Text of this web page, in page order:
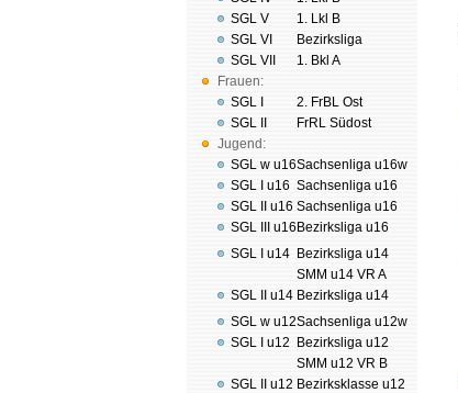
SGL V
SGL VI
SGL VII
Frauen:
SGL I
SGL II
Jugend:
SGL w u16
SGL I u16
SGL II u16
SGL III u16
SGL I u14
SGL II u14
SGL w u12
SGL I u12
SGL II u12
1. Lkl B
Bezirksliga
1. Bkl A
2. FrBL Ost
FrRL Südost
Sachsenliga u16w
Sachsenliga u16
Sachsenliga u16
Bezirksliga u16
Bezirksliga u14
SMM u14 VR A
Bezirksliga u14
Sachsenliga u12w
Bezirksliga u12
SMM u12 VR B
Bezirksklasse u12